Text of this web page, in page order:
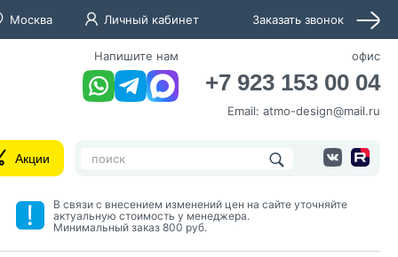
Москва Личный кабинет Заказать звонок
Напишите нам офис
+7 923 153 00 04
Email: atmo-design@mail.ru
Акции
В связи с внесением изменений цен на сайте уточняйте
актуальную стоимость у менеджера.
Минимальный заказ 800 руб.